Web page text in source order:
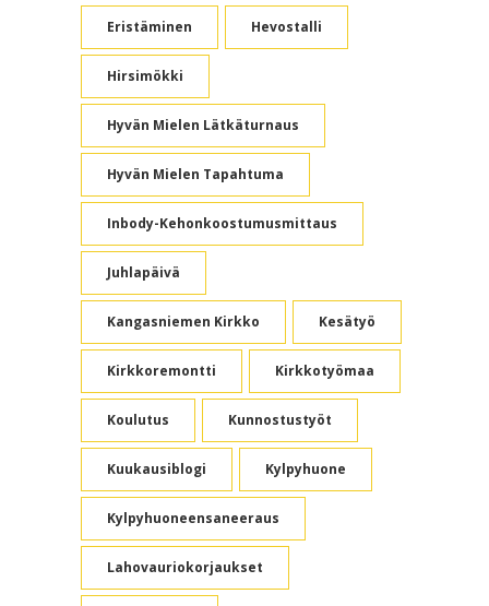
Eristäminen Hevostalli
Hirsimökki
Hyvän Mielen Lätkäturnaus
Hyvän Mielen Tapahtuma
Inbody-Kehonkoostumusmittaus
Juhlapäivä
Kangasniemen Kirkko Kesätyö
Kirkkoremontti Kirkkotyömaa
Koulutus Kunnostustyöt
Kuukausiblogi Kylpyhuone
Kylpyhuoneensaneeraus
Lahovauriokorjaukset